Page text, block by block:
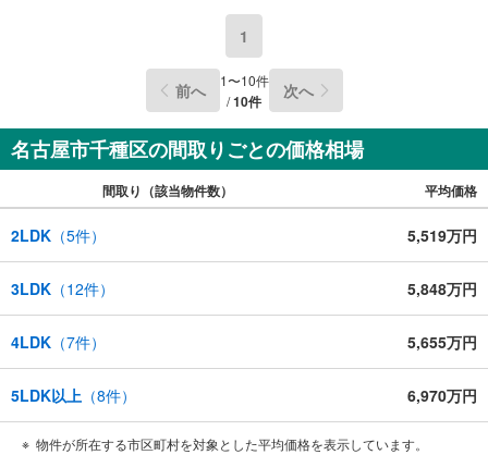
1
前へ 1〜10件
/10件 次へ
名古屋市千種区の間取りごとの価格相場
間取り（該当物件数） 平均価格
2LDK （5件） 5,519万円
3LDK （12件） 5,848万円
4LDK （7件） 5,655万円
5LDK以上 （8件） 6,970万円
物件が所在する市区町村を対象とした平均価格を表示しています。